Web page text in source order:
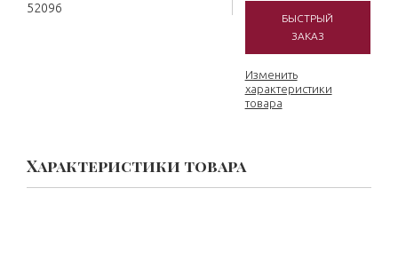
52096
БЫСТРЫЙ
ЗАКАЗ
Изменить
характеристики
товара
Характеристики товара